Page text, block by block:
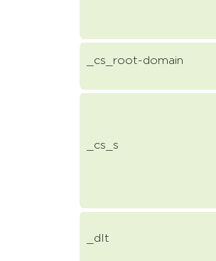
_cs_root-domain
_cs_s
_dlt